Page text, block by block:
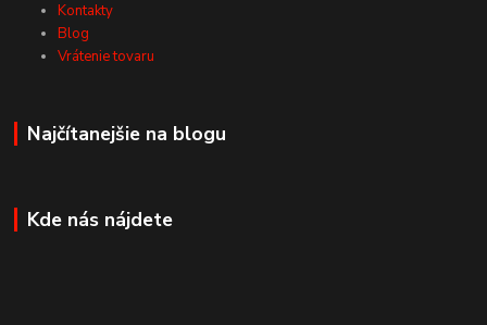
Kontakty
Blog
Vrátenie tovaru
Najčítanejšie na blogu
Kde nás nájdete